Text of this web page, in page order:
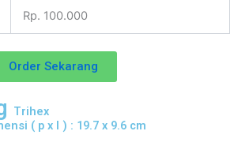
Rp. 100.000
Order Sekarang
Trihex
( p x l ) : 19.7 x 9.6 cm